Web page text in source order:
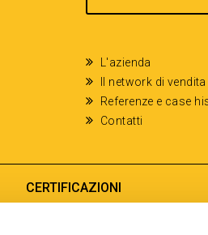
L'azienda
Il network di vendita
Referenze e case
Contatti
CERTIFICAZIONI